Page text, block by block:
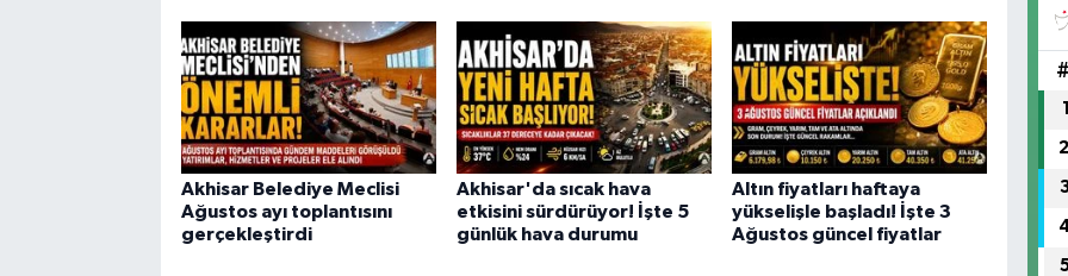
Akhisar Belediye Meclisi
Ağustos ayı toplantısını
gerçekleştirdi
Akhisar'da sıcak hava
etkisini sürdürüyor! İşte 5
günlük hava durumu
Altın fiyatları haftaya
yükselişle başladı! İşte 3
Ağustos güncel fiyatlar
#
1
2